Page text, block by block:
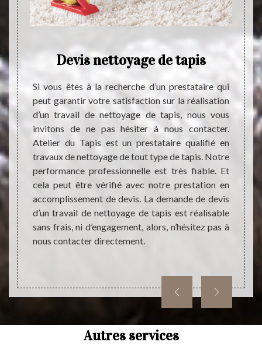
et
très
a
des
pour
Il
sans
Devis nettoyage de tapis
Si vous êtes à la recherche d’un prestataire qui
peut garantir votre satisfaction sur la réalisation
d’un travail de nettoyage de tapis, nous vous
invitons de ne pas hésiter à nous contacter.
Atelier du Tapis est un prestataire qualifié en
travaux de nettoyage de tout type de tapis. Notre
performance professionnelle est très fiable. Et
cela peut être vérifié avec notre prestation en
accomplissement de devis. La demande de devis
d’un travail de nettoyage de tapis est réalisable
sans frais, ni d’engagement, alors, n’hésitez pas à
nous contacter directement.
de
du
type
très
Autres services